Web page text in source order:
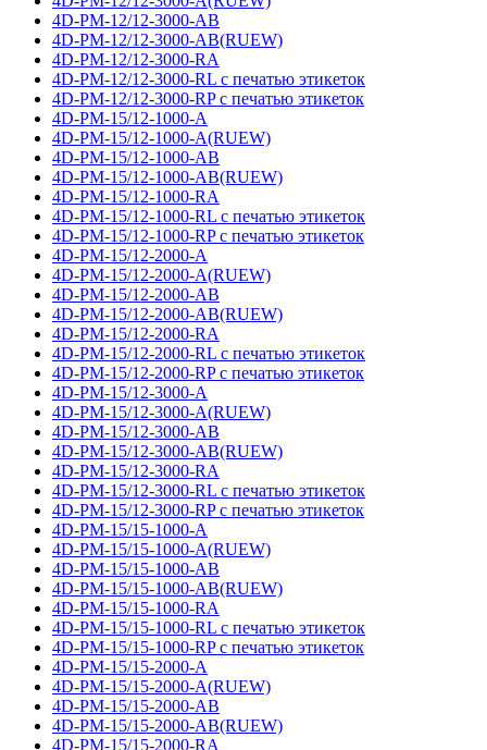
4D-PM-12/12-3000-AB
4D-PM-12/12-3000-AB(RUEW)
4D-PM-12/12-3000-RA
4D-PM-12/12-3000-RL с печатью этикеток
4D-PM-12/12-3000-RP с печатью этикеток
4D-PM-15/12-1000-A
4D-PM-15/12-1000-A(RUEW)
4D-PM-15/12-1000-AB
4D-PM-15/12-1000-AB(RUEW)
4D-PM-15/12-1000-RA
4D-PM-15/12-1000-RL с печатью этикеток
4D-PM-15/12-1000-RP с печатью этикеток
4D-PM-15/12-2000-A
4D-PM-15/12-2000-A(RUEW)
4D-PM-15/12-2000-AB
4D-PM-15/12-2000-AB(RUEW)
4D-PM-15/12-2000-RA
4D-PM-15/12-2000-RL с печатью этикеток
4D-PM-15/12-2000-RP с печатью этикеток
4D-PM-15/12-3000-A
4D-PM-15/12-3000-A(RUEW)
4D-PM-15/12-3000-AB
4D-PM-15/12-3000-AB(RUEW)
4D-PM-15/12-3000-RA
4D-PM-15/12-3000-RL с печатью этикеток
4D-PM-15/12-3000-RP с печатью этикеток
4D-PM-15/15-1000-A
4D-PM-15/15-1000-A(RUEW)
4D-PM-15/15-1000-AB
4D-PM-15/15-1000-AB(RUEW)
4D-PM-15/15-1000-RA
4D-PM-15/15-1000-RL с печатью этикеток
4D-PM-15/15-1000-RP с печатью этикеток
4D-PM-15/15-2000-A
4D-PM-15/15-2000-A(RUEW)
4D-PM-15/15-2000-AB
4D-PM-15/15-2000-AB(RUEW)
4D-PM-15/15-2000-RA